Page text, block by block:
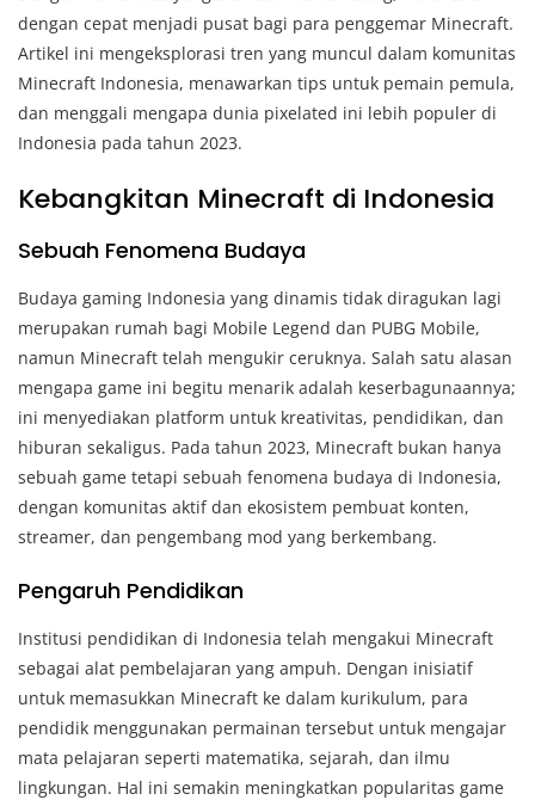
dengan cepat menjadi pusat bagi para penggemar Minecraft.
Artikel ini mengeksplorasi tren yang muncul dalam komunitas
Minecraft Indonesia, menawarkan tips untuk pemain pemula,
dan menggali mengapa dunia pixelated ini lebih populer di
Indonesia pada tahun 2023.
Kebangkitan Minecraft di Indonesia
Sebuah Fenomena Budaya
Budaya gaming Indonesia yang dinamis tidak diragukan lagi
merupakan rumah bagi Mobile Legend dan PUBG Mobile,
namun Minecraft telah mengukir ceruknya. Salah satu alasan
mengapa game ini begitu menarik adalah keserbagunaannya;
ini menyediakan platform untuk kreativitas, pendidikan, dan
hiburan sekaligus. Pada tahun 2023, Minecraft bukan hanya
sebuah game tetapi sebuah fenomena budaya di Indonesia,
dengan komunitas aktif dan ekosistem pembuat konten,
streamer, dan pengembang mod yang berkembang.
Pengaruh Pendidikan
Institusi pendidikan di Indonesia telah mengakui Minecraft
sebagai alat pembelajaran yang ampuh. Dengan inisiatif
untuk memasukkan Minecraft ke dalam kurikulum, para
pendidik menggunakan permainan tersebut untuk mengajar
mata pelajaran seperti matematika, sejarah, dan ilmu
lingkungan. Hal ini semakin meningkatkan popularitas game